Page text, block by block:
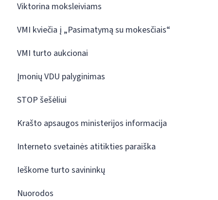
Viktorina moksleiviams
VMI kviečia į „Pasimatymą su mokesčiais“
VMI turto aukcionai
Įmonių VDU palyginimas
STOP šešėliui
Krašto apsaugos ministerijos informacija
Interneto svetainės atitikties paraiška
Ieškome turto savininkų
Nuorodos